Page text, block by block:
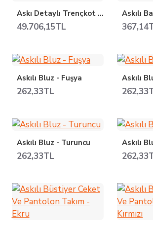
Askı Detaylı Trençkot - Taba
49.706,15TL
Askılı Bluz - Fuşya
262,33TL
Askılı
Askılı Bluz - Turuncu
262,33TL
Askılı